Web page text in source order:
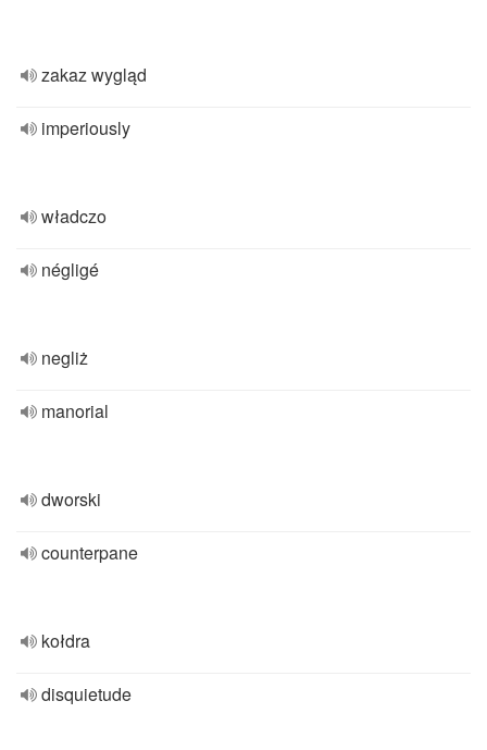
zakaz wygląd
imperiously
władczo
négligé
negliż
manorial
dworski
counterpane
kołdra
disquietude